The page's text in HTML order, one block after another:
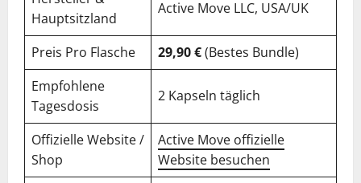
Hauptsitzland
Active Move LLC, USA/UK
Preis Pro Flasche 29,90 €(Bestes Bundle)
Empfohlene
Tagesdosis
2 Kapseln täglich
Offizielle Website /
Shop
Active Move offizielle
Website besuchen